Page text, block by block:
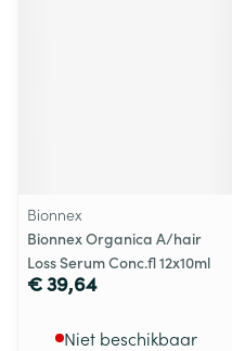
Bionnex
Bionnex Organica A/hair
Loss Serum Conc.fl 12x10ml
€ 39,64
Niet beschikbaar